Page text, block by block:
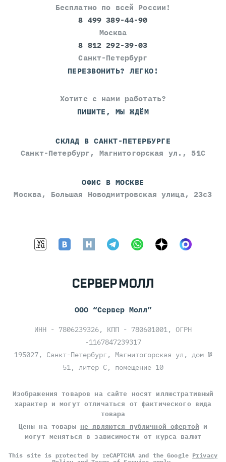
Бесплатно по всей России!
8 499 389-44-90
Москва
8 812 292-39-03
Санкт-Петербург
ПЕРЕЗВОНИТЬ? ЛЕГКО!
Хотите с нами работать?
ПИШИТЕ, МЫ ЖДЁМ
СКЛАД В САНКТ-ПЕТЕРБУРГЕ
Санкт-Петербург, Магнитогорская ул., 51С
ОФИС В МОСКВЕ
Москва, Большая Новодмитровская улица, 23с3
ООО “Сервер Молл”
ИНН - 7806239326, КПП - 780601001, ОГРН
-1167847239317
195027, Санкт-Петербург, Магнитогорская ул, дом №
51, литер С, помещение 10
Изображения товаров на сайте носят иллюстративный
характер и могут отличаться от фактического вида
товара
Цены на товары не являются публичной офертой и
могут меняться в зависимости от курса валют
This site is protected by reCAPTCHA and the Google Privacy